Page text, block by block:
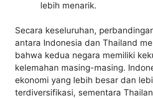
lebih menarik.
Secara keseluruhan,
antara Indonesia dan Thailand
bahwa kedua negara memiliki
kelemahan masing-masing.
ekonomi yang lebih besar dan
terdiversifikasi, sementara